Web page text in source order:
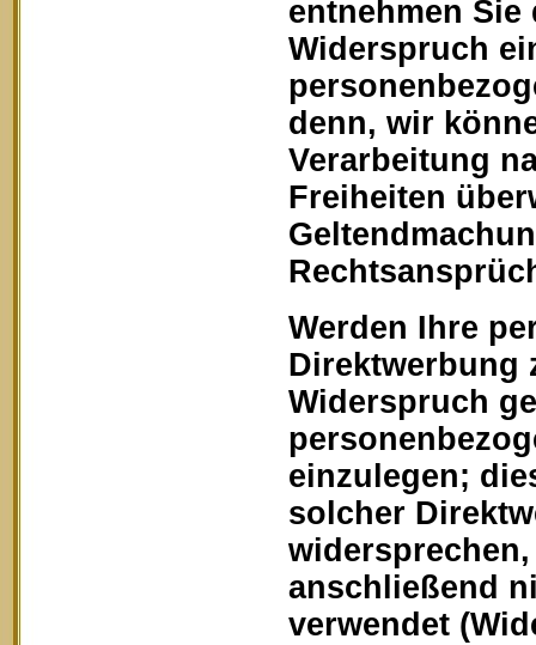
entnehmen
Widerspruch
denn, wir
Verarbeitung
Freiheiten
Werden Ihre
Direktwerbung
Widerspruch
einzulegen;
solcher
anschließend
verwendet